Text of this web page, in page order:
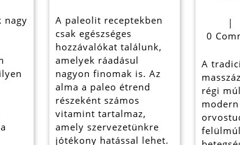
termékek
választéka?
nagy
A paleolit receptekben
csak egészséges
hozzávalókat találunk,
amelyek ráadásul
nagyon finomak is. Az
alma a paleo étrend
részeként számos
vitamint tartalmaz,
amely szervezetünkre
jótékony hatással lehet.
|
0
A
régi
modern